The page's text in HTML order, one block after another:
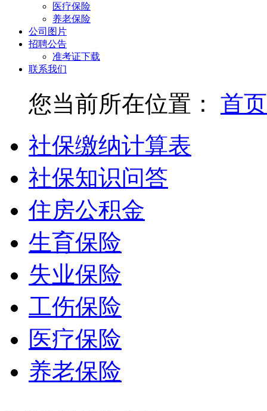
医疗保险
养老保险
公司图片
招聘公告
准考证下载
联系我们
您当前所在位置：
首页
社保缴纳计算表
社保知识问答
住房公积金
生育保险
失业保险
工伤保险
医疗保险
养老保险